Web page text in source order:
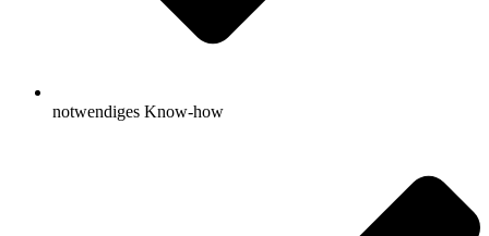
notwendiges Know-how